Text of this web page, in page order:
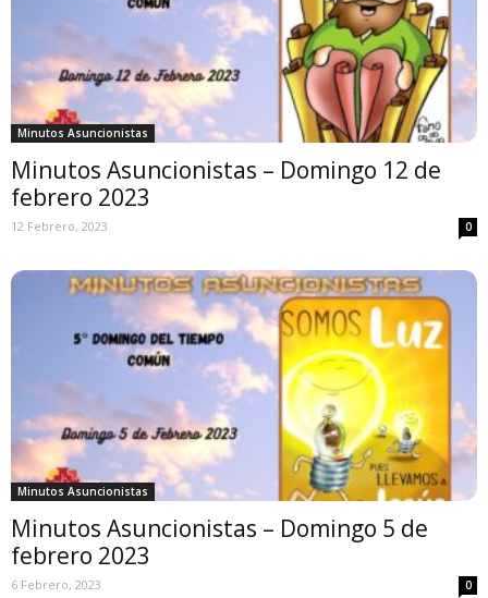
Minutos Asuncionistas
Minutos Asuncionistas – Domingo 12 de
febrero 2023
12 Febrero, 2023 0
Minutos Asuncionistas
Minutos Asuncionistas – Domingo 5 de
febrero 2023
6 Febrero, 2023 0